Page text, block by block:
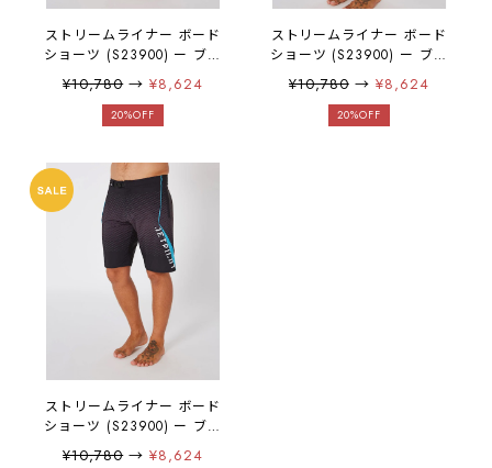
ストリームライナー ボード
ショーツ (S23900) ー ブラ
ックイエロー
¥10,780→¥8,624
20%OFF
ストリームライナー ボード
ショーツ (S23900) ー ブラ
ックチャコール
¥10,780→ ¥8,624
20%OFF
ストリームライナー ボード
ショーツ (S23900) ー ブラ
ックブルー
¥10,780→¥8,624